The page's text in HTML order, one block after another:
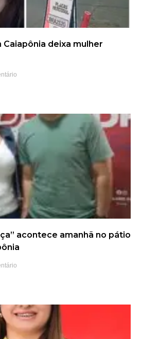
deixa mulher
acontece amanhã no pátio